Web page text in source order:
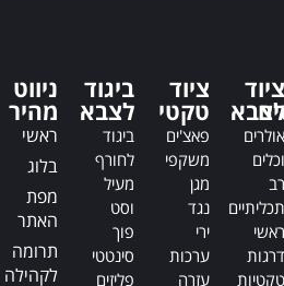
t
i
ציוד
אולרים
וכלים
רב
תכליתיים
ראשי
דרגות
טקטיות
ציוד
טקטי
פאצ'ים
משקפי
מגן
נגד
ירי
ערכות
עזרה
ביגוד
לצבא
ביגוד
לחורף
מעיל
וסט
פוך
סינטטי
פליזים
ניווט
מהיר
ראשי
בלוג
מפת
האתר
תרומה
לקהילה